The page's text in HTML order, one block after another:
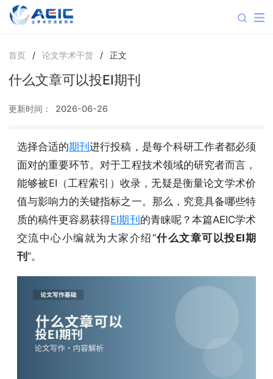
首页 / 论文学术干货 / 正文
什么文章可以投EI期刊
更新时间： 2026-06-26
选择合适的期刊进行投稿，是每个科研工作者都必须
面对的重要环节。对于工程技术领域的研究者而言，
能够被EI（工程索引）收录，无疑是衡量论文学术价
值与影响力的关键指标之一。那么，究竟具备哪些特
质的稿件更容易获得EI期刊的青睐呢？本篇AEIC学术
交流中心小编就为大家介绍“什么文章可以投EI期
刊 ”。